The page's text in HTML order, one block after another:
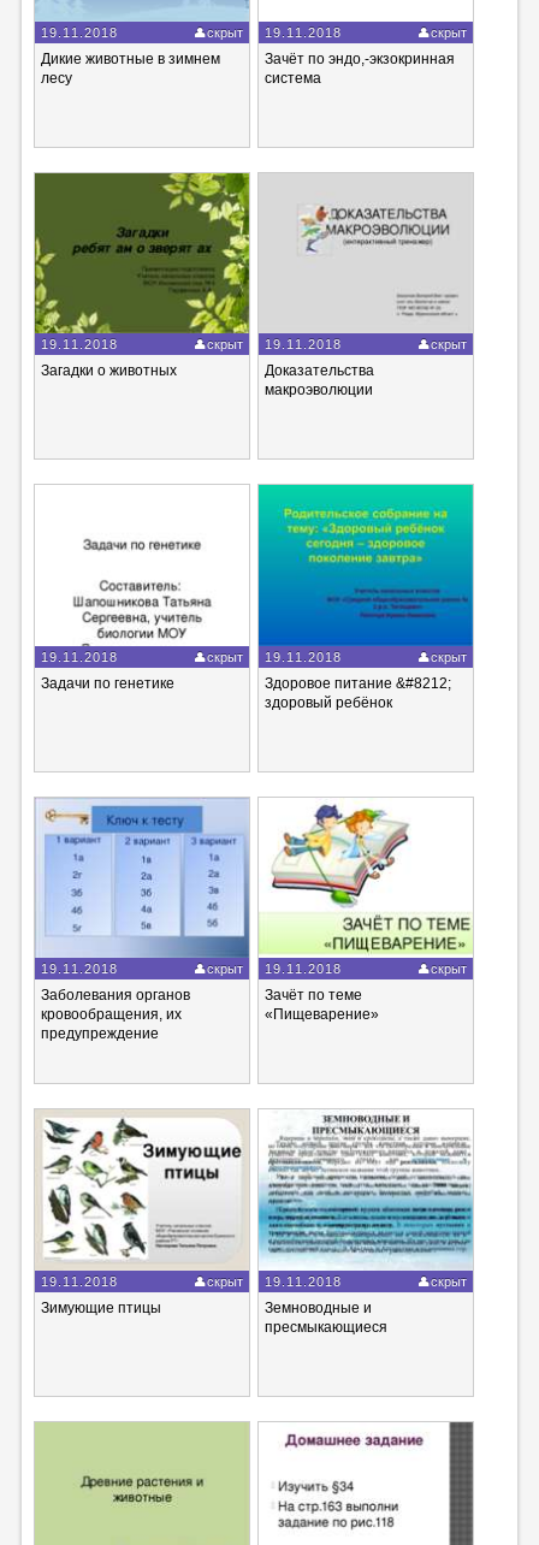
19.11.2018 скрыт
Дикие животные в зимнем
лесу
19.11.2018 скрыт
Зачёт по эндо,-экзокринная
система
19.11.2018 скрыт
Загадки о животных
19.11.2018 скрыт
Доказательства
макроэволюции
19.11.2018 скрыт
Задачи по генетике
19.11.2018 скрыт
Здоровое питание &#8212;
здоровый ребёнок
19.11.2018 скрыт
Заболевания органов
кровообращения, их
предупреждение
19.11.2018 скрыт
Зачёт по теме
«Пищеварение»
19.11.2018 скрыт
Зимующие птицы
19.11.2018 скрыт
Земноводные и
пресмыкающиеся